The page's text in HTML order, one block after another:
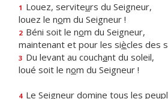
1 Louez, serviteurs du Seigneur,
louez le nom du Seigneur !
2 Béni soit le nom du Seigneur,
maintenant et pour les siècles des
3 Du levant au couchant du soleil,
loué soit le nom du Seigneur !
4 Le Seigneur domine tous les